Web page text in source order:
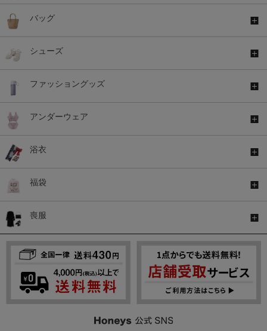
バッグ
シューズ
ファッショングッズ
アンダーウェア
浴衣
福袋
喪服